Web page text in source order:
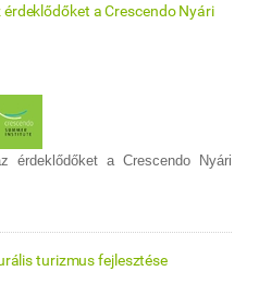
a Crescendo Nyári
érdeklődőket a Crescendo Nyári
turizmus fejlesztése